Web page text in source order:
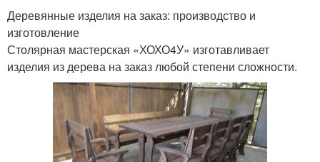
Деревянные изделия на заказ: производство и
изготовление
Столярная мастерская «ХОХО4У» изготавливает
изделия из дерева на заказ любой степени сложности.